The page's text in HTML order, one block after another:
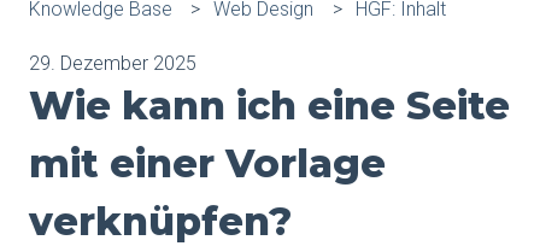
Knowledge Base Web Design HGF: Inhalt
29. Dezember 2025
Wie kann ich eine Seite
mit einer Vorlage
verknüpfen?